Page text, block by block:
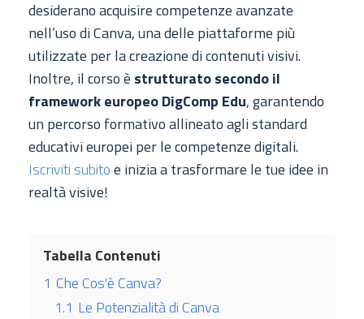
desiderano acquisire competenze avanzate
nell’uso di Canva, una delle piattaforme più
utilizzate per la creazione di contenuti visivi.
Inoltre, il corso è strutturato secondo il
framework europeo DigComp Edu, garantendo
un percorso formativo allineato agli standard
educativi europei per le competenze digitali.
Iscriviti subitoe inizia a trasformare le tue idee in
realtà visive!
Tabella Contenuti
1 Che Cos'è Canva?
1.1 Le Potenzialità di Canva